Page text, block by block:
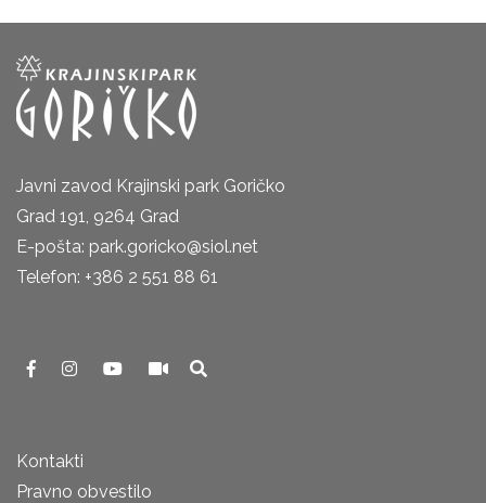
Javni zavod Krajinski park Goričko
Grad 191, 9264 Grad
E-pošta: park.goricko@siol.net
Telefon: +386 2 551 88 61
Kontakti
Pravno obvestilo